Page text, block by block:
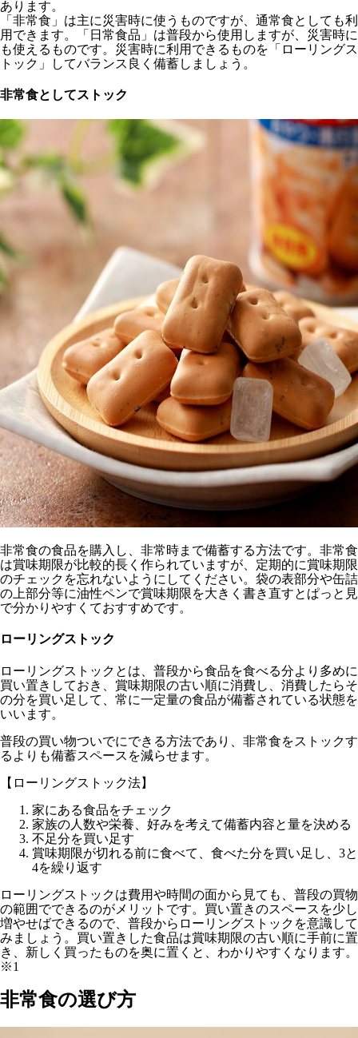
あります。
「非常食」は主に災害時に使うものですが、通常食としても利
用できます。「日常食品」は普段から使用しますが、災害時に
も使えるものです。災害時に利用できるものを「ローリングス
トック」してバランス良く備蓄しましょう。
非常食としてストック
非常食の食品を購入し、非常時まで備蓄する方法です。非常食
は賞味期限が比較的長く作られていますが、定期的に賞味期限
のチェックを忘れないようにしてください。袋の表部分や缶詰
の上部分等に油性ペンで賞味期限を大きく書き直すとぱっと見
で分かりやすくておすすめです。
ローリングストック
ローリングストックとは、普段から食品を食べる分より多めに
買い置きしておき、賞味期限の古い順に消費し、消費したらそ
の分を買い足して、常に一定量の食品が備蓄されている状態を
いいます。
普段の買い物ついでにできる方法であり、非常食をストックす
るよりも備蓄スペースを減らせます。
【ローリングストック法】
家にある食品をチェック
家族の人数や栄養、好みを考えて備蓄内容と量を決める
不足分を買い足す
賞味期限が切れる前に食べて、食べた分を買い足し、3と
4を繰り返す
ローリングストックは費用や時間の面から見ても、普段の買物
の範囲でできるのがメリットです。買い置きのスペースを少し
増やせばできるので、普段からローリングストックを意識して
みましょう。買い置きした食品は賞味期限の古い順に手前に置
き、新しく買ったものを奥に置くと、わかりやすくなります。
※1
非常食の選び方